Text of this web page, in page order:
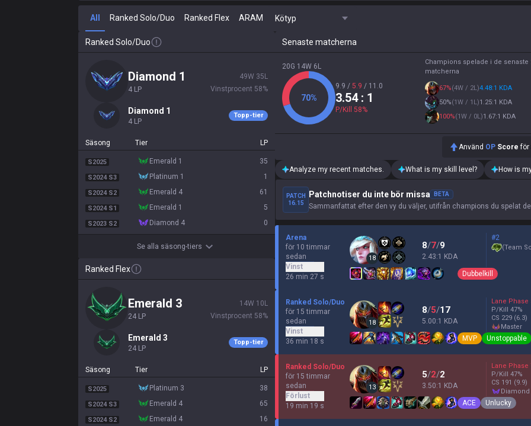
All Ranked Solo/Duo Ranked Flex ARAM Kötyp
Ranked Solo/Duo
diamond 1
4 LP
49W 35 L
Vinstprocent 58%
diamond 1
4 LP
Topp-tier
Säsong Tier LP
S2025 emerald 1 35
S2024 S3 platinum 1 1
S2024 S2 emerald 4 61
S2024 S1 emerald 1 5
S2023 S2 diamond 4 0
Se alla säsong-tiers
Ranked Flex
emerald 3
24 LP
14W 10 L
Vinstprocent 58%
emerald 3
24 LP
Topp-tier
Säsong Tier LP
S2025 platinum 3 38
S2024 S3 emerald 4 65
S2024 S2 emerald 4 16
Senaste matcherna
20G 14W 6L
70%
9.9 / 5.9 / 11.0
3.54: 1
P/Kill 58%
Champions spelade i de senaste
matcherna
67%(4W / 2L)4.48:1 KDA
50%(1W / 1L)1.25:1 KDA
100%(1W / 0L)1.67:1 KDA
Använd OP Score för
Analyze my recent matches. What is my skill level? How is
PATCH
16.15
Patchnotiser du inte bör missa BETA
Sammanfattat efter den vy du väljer, utifrån champions du spelat
Arena
för 10 timmar
sedan
Vinst
26 min 27 s
18
8/7/9
2.43:1 KDA
#2
(Team
Dubbelkill
Ranked Solo/Duo
för 15 timmar
sedan
Vinst
36 min 18 s
18
8/5/17
5.00:1 KDA
Lane Phase
P/Kill 47%
CS 229 (6.3)
master
MVP Unstoppable
Ranked Solo/Duo
för 15 timmar
sedan
Förlust
19 min 19 s
13
5/2/2
3.50:1 KDA
Lane Phase
P/Kill 47%
CS 191 (9.9)
diamond
ACE Unlucky